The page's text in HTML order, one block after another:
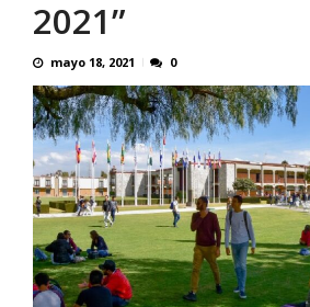
2021”
mayo 18, 2021 0